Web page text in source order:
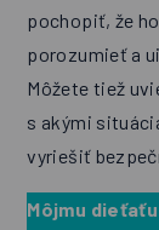
pochopiť, že
porozumieť a
Môžete tiež
s akými
vyriešiť
Môjmu